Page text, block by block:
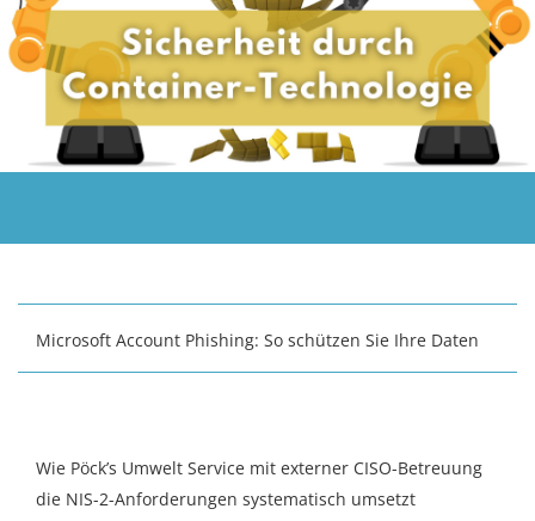
Microsoft Account Phishing: So schützen Sie Ihre Daten
Wie Pöck’s Umwelt Service mit externer CISO-Betreuung
die NIS-2-Anforderungen systematisch umsetzt